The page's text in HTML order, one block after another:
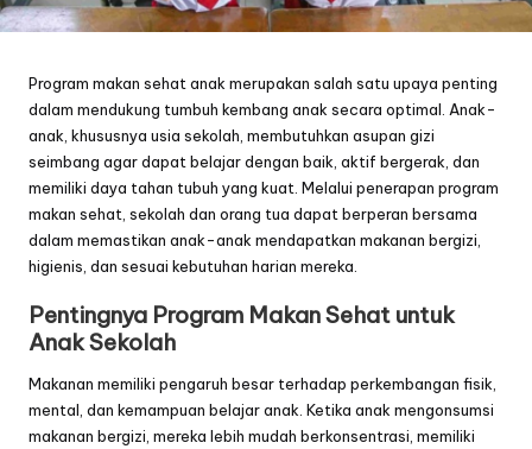
Program makan sehat anak merupakan salah satu upaya penting
dalam mendukung tumbuh kembang anak secara optimal. Anak-
anak, khususnya usia sekolah, membutuhkan asupan gizi
seimbang agar dapat belajar dengan baik, aktif bergerak, dan
memiliki daya tahan tubuh yang kuat. Melalui penerapan program
makan sehat, sekolah dan orang tua dapat berperan bersama
dalam memastikan anak-anak mendapatkan makanan bergizi,
higienis, dan sesuai kebutuhan harian mereka.
Pentingnya Program Makan Sehat untuk
Anak Sekolah
Makanan memiliki pengaruh besar terhadap perkembangan fisik,
mental, dan kemampuan belajar anak. Ketika anak mengonsumsi
makanan bergizi, mereka lebih mudah berkonsentrasi, memiliki